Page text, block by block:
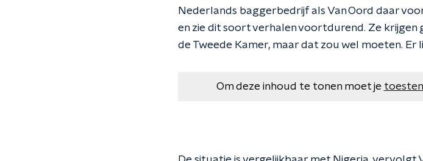
Nederlands baggerbedrijf als Van Oord daar
en zie dit soort verhalen voortdurend. Ze krijgen
de Tweede Kamer, maar dat zou wel moeten. Er
Om deze inhoud te tonen moet je